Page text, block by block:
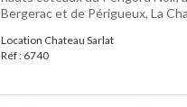
Bergerac et de Périgueux, La
Location Chateau Sarlat
Réf : 6740